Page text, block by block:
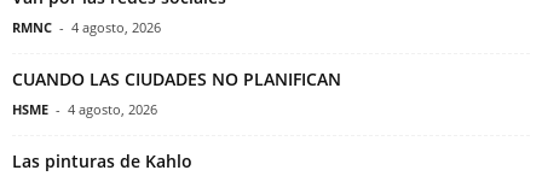
RMNC - 4 agosto, 2026
CUANDO LAS CIUDADES NO PLANIFICAN
HSME - 4 agosto, 2026
Las pinturas de Kahlo